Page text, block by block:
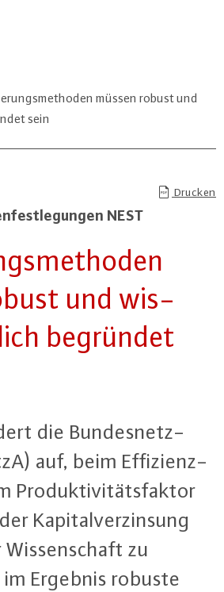
müssen robust und
sein
Drucken
NEST
und wis­
begründet
die Bun­des­netz­
auf, beim Ef­fi­zi­enz­
Pro­duk­ti­vi­täts­fak­tor
Ka­pi­tal­ver­zin­sung
zu
Ergebnis robuste